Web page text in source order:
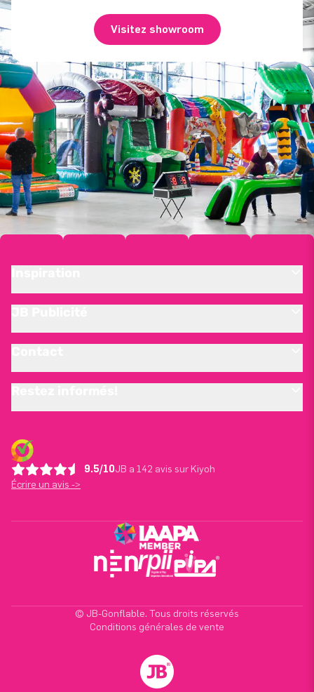
Visitez showroom
9.5/10JB a 142 avis sur Kiyoh
Écrire un avis ->
© JB-Gonflable. Tous droits réservés
Conditions générales de vente